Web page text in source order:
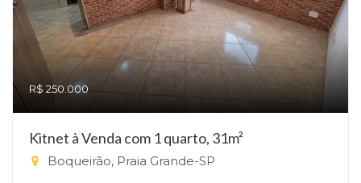
R$ 250.000
Kitnet à Venda com 1 quarto, 31m²
Boqueirão, Praia Grande-SP